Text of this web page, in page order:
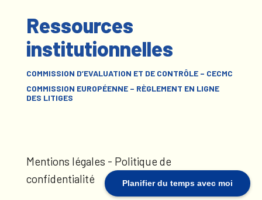
Planifier du temps avec moi
Ressources
institutionnelles
COMMISSION D’EVALUATION ET DE CONTRÔLE – CECMC
COMMISSION EUROPÉENNE – RÈGLEMENT EN LIGNE
DES LITIGES
Mentions légales - Politique de
confidentialité